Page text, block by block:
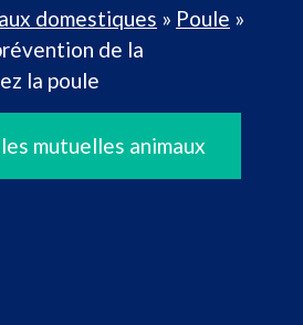
domestiques » Poule »
de la
la poule
mutuelles animaux